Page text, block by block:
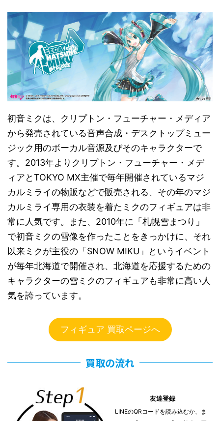
初音ミクは、クリプトン・フューチャー・メディア
から発売されている音声合成・デスクトップミュー
ジック用のボーカル音源及びそのキャラクターで
す。2013年よりクリプトン・フューチャー・メデ
ィアとTOKYO MX主催で毎年開催されているマジ
カルミライの物販などで販売される、その年のマジ
カルミライ専用の衣装を着たミクのフィギュアは非
常に人気です。また、2010年に「札幌雪まつり」
で初音ミクの雪像を作ったことをきっかけに、それ
以来ミクが主役の「SNOW MIKU」というイベント
が毎年北海道で開催され、北海道を応援するための
キャラクターの雪ミクのフィギュアも非常に高い人
気を誇っています。
フィギュア 買取ページへ
買取の流れ
友達登録
LINEのQRコードを読み込むか、ま